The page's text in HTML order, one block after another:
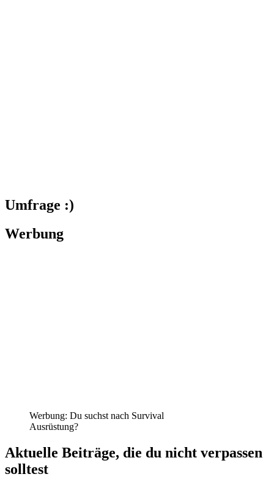
Umfrage :)
Werbung
Werbung: Du suchst nach Survival
Ausrüstung?
Aktuelle Beiträge, die du nicht verpassen
solltest